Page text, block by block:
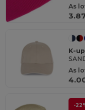
As
K-
As
-